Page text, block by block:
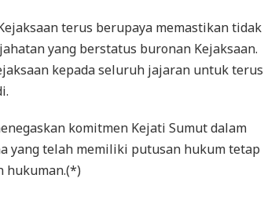
terus berupaya memastikan tidak
yang berstatus buronan Kejaksaan.
kepada seluruh jajaran untuk terus
komitmen Kejati Sumut dalam
yang telah memiliki putusan hukum tetap
hukuman.(*)